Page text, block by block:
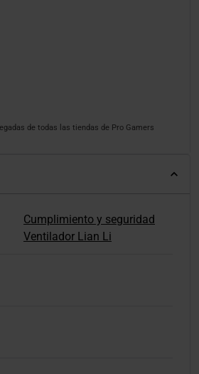
de todas las tiendas de Pro Gamers
Cumplimiento y seguridad
Ventilador Lian Li